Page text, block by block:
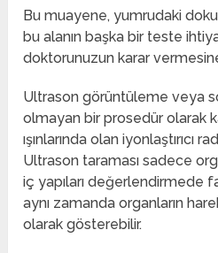
Bu muayene, yumrudaki
bu alanın başka bir teste
doktorunuzun karar
Ultrason görüntüleme veya
olmayan bir prosedür olarak
ışınlarında olan iyonlaştırıcı
Ultrason taraması sadece
iç yapıları değerlendirmede
aynı zamanda organların
olarak gösterebilir.